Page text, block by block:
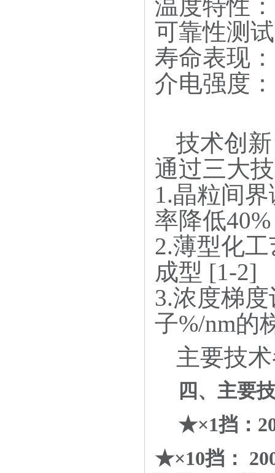
温度特性
可靠性测
寿命表现
介电强度
技术创新
通过三大
1.晶粒间
率降低
2.薄型化
成型 [1-2]
3.浓度梯度
子%/nm的
主要技
四、主要
★×1挡：
★×10挡：